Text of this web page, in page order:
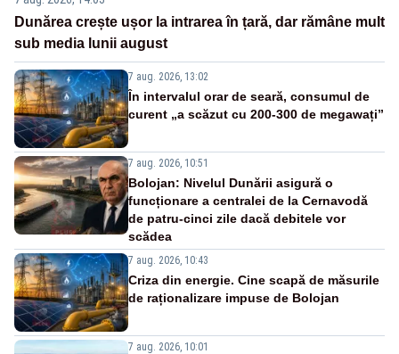
Dunărea crește ușor la intrarea în țară, dar rămâne mult
sub media lunii august
7 aug. 2026, 13:02
În intervalul orar de seară, consumul de
curent „a scăzut cu 200-300 de megawați”
7 aug. 2026, 10:51
Bolojan: Nivelul Dunării asigură o
funcționare a centralei de la Cernavodă
de patru-cinci zile dacă debitele vor
scădea
7 aug. 2026, 10:43
Criza din energie. Cine scapă de măsurile
de raționalizare impuse de Bolojan
7 aug. 2026, 10:01